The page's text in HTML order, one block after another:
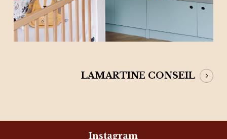
LAMARTINE CONSEIL
Instagram